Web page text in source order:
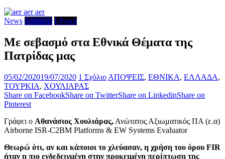
News Απόψεις Εθνικά
Με σεβασμό στα Εθνικά Θέματα της
Πατρίδας μας
05/02/202019/07/2020 1 Σχόλιο ΑΠΟΨΕΙΣ, ΕΘΝΙΚΑ, ΕΛΛΑΔΑ,
ΤΟΥΡΚΙΑ, ΧΟΥΛΙΑΡΑΣ
Share on FacebookShare on TwitterShare on LinkedinShare on
Pinterest
Γράφει ο Αθανάσιος Χουλιάρας, Ανώτατος Αξιωματικός ΠΑ (ε.α)
Airborne ISR-C2BM Platforms & EW Systems Evaluator
Θεωρώ ότι, αν και κάποιοι το χλεύασαν, η χρήση του όρου FIR
ήταν η πιο ενδεδειγμένη στην προκειμένη περίπτωση της